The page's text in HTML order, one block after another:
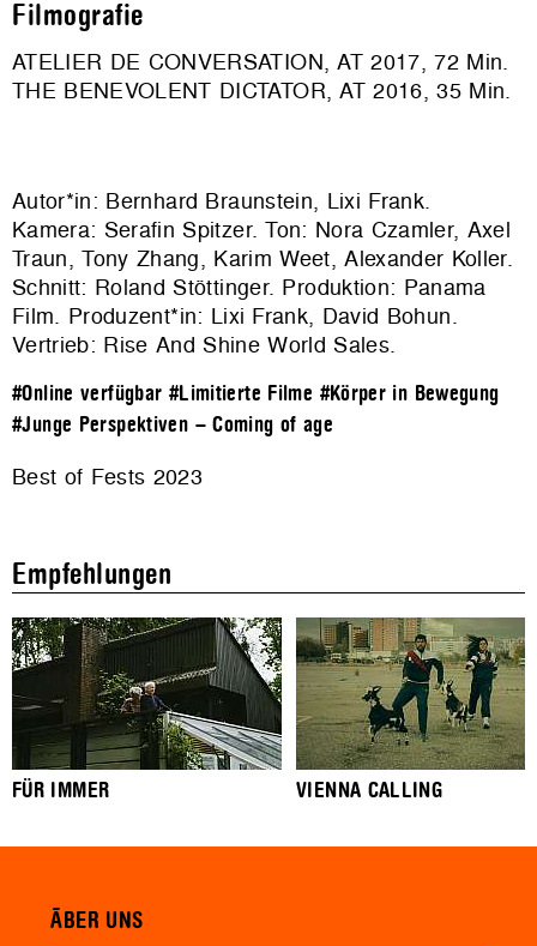
Filmografie
ATELIER DE CONVERSATION, AT 2017, 72 Min.
THE BENEVOLENT DICTATOR, AT 2016, 35 Min.
Autor*in: Bernhard Braunstein, Lixi Frank.
Kamera: Serafin Spitzer. Ton: Nora Czamler, Axel
Traun, Tony Zhang, Karim Weet, Alexander Koller.
Schnitt: Roland Stöttinger. Produktion: Panama
Film. Produzent*in: Lixi Frank, David Bohun.
Vertrieb: Rise And Shine World Sales.
#Online verfügbar #Limitierte Filme #Körper in Bewegung
#Junge Perspektiven – Coming of age
Best of Fests 2023
Empfehlungen
FÜR IMMER VIENNA CALLING
ÃBER UNS